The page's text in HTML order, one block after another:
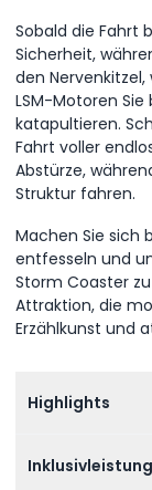
Sobald die Fahrt
Sicherheit,
den
LSM-Motoren
katapultieren.
Fahrt voller
Abstürze,
Struktur fahren.
Machen Sie sich
entfesseln und
Storm Coaster
Attraktion, die
Erzählkunst und
Highlights